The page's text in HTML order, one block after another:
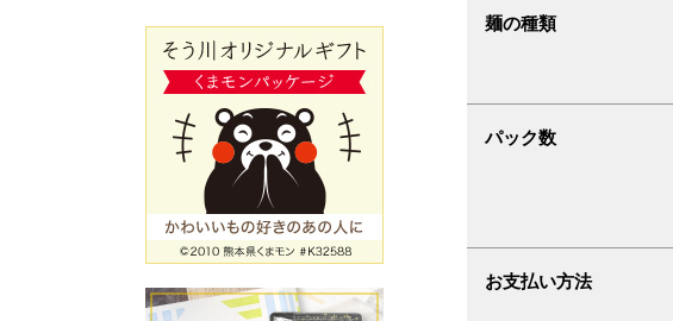
麺の種類
パック数
お支払い方法